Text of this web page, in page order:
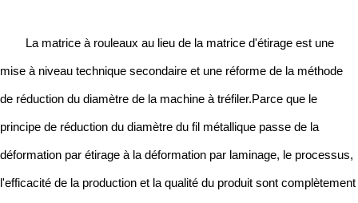
La matrice à rouleaux au lieu de la matrice d'étirage est une
mise à niveau technique secondaire et une réforme de la méthode
de réduction du diamètre de la machine à tréfiler.Parce que le
principe de réduction du diamètre du fil métallique passe de la
déformation par étirage à la déformation par laminage, le processus,
l'efficacité de la production et la qualité du produit sont complètement